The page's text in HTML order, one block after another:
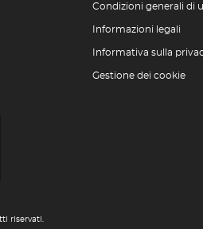
Condizioni generali di
Informazioni legali
Informativa sulla
Gestione dei cookie
riservati.